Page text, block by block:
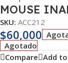
MOUSE
SKU: ACC212
$60,000
Agotado
Compare Add